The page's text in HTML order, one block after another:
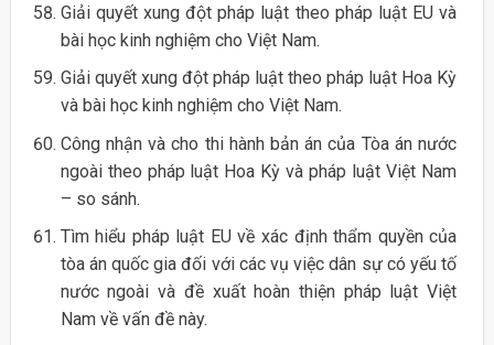
Giải quyết xung đột pháp luật theo pháp luật EU và
bài học kinh nghiệm cho Việt Nam.
Giải quyết xung đột pháp luật theo pháp luật Hoa Kỳ
và bài học kinh nghiệm cho Việt Nam.
Công nhận và cho thi hành bản án của Tòa án nước
ngoài theo pháp luật Hoa Kỳ và pháp luật Việt Nam
– so sánh.
Tìm hiểu pháp luật EU về xác định thẩm quyền của
tòa án quốc gia đối với các vụ việc dân sự có yếu tố
nước ngoài và đề xuất hoàn thiện pháp luật Việt
Nam về vấn đề này.